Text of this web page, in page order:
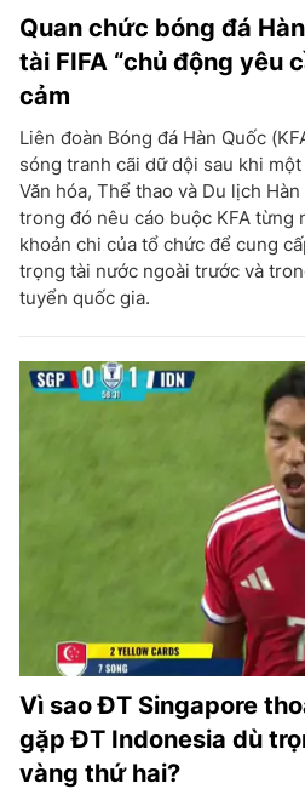
Quan chức bóng đá
tài FIFA “chủ động yêu
cảm
Liên đoàn Bóng đá Hàn Quốc
sóng tranh cãi dữ dội sau khi
Văn hóa, Thể thao và Du lịch
trong đó nêu cáo buộc KFA từng
khoản chi của tổ chức để cung
trọng tài nước ngoài trước và
tuyển quốc gia.
Vì sao ĐT Singapore
gặp ĐT Indonesia dù
vàng thứ hai?